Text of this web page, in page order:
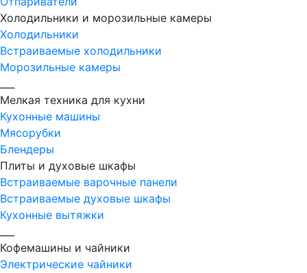
Холодильники и морозильные камеры
Холодильники
Встраиваемые холодильники
Морозильные камеры
Мелкая техника для кухни
Кухонные машины
Мясорубки
Блендеры
Плиты и духовые шкафы
Встраиваемые варочные панели
Встраиваемые духовые шкафы
Кухонные вытяжки
Кофемашины и чайники
Электрические чайники